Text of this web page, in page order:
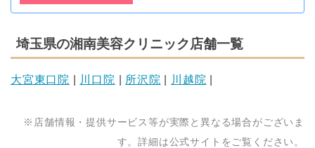
埼玉県の湘南美容クリニック店舗一覧
大宮東口院 川口院 所沢院 川越院
※店舗情報・提供サービス等が実際と異なる場合がございま
す。詳細は公式サイトをご覧ください。